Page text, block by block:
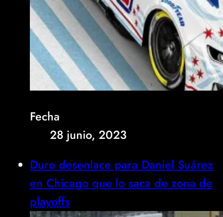
Fecha
28 junio, 2023
Duro desenlace para Daniel Suárez
en Chicago que lo saca de zona de
playoffs